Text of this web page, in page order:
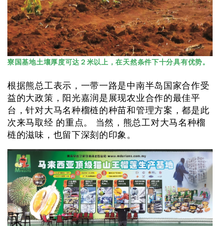
寮国基地土壤厚度可达２米以上，在天然条件下十分具有优势。
根据熊总工表示，一带一路是中南半岛国家合作受
益的大政策，阳光嘉润是展现农业合作的最佳平
台，针对大马名种榴梿的种苗和管理方案，都是此
次来马取经 的重点。 当然，熊总工对大马名种榴
梿的滋味，也留下深刻的印象。